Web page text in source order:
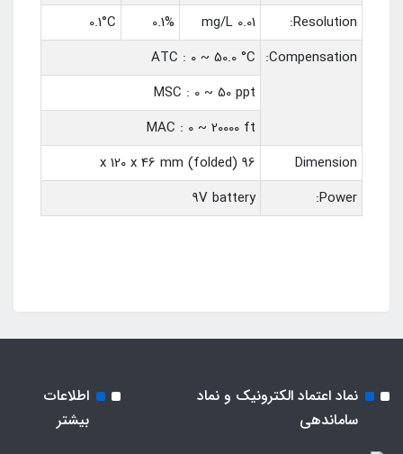
Resolution:
0.01 mg/L
0.1%
0.1°C
Compensation:
ATC : 0 ~ 50.0 °C
MSC : 0 ~ 50 ppt
MAC : 0 ~ 20000 ft
Dimension
96 x 120 x 46 mm (folded)
Power:
9V battery
نماد اعتماد الکترونیک و نماد
ساماندهی
اطلاعات
بیشتر